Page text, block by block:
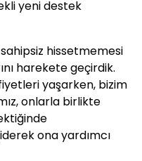
yeni destek
sahipsiz hissetmemesi
harekete geçirdik.
yaşarken, bizim
onlarla birlikte
ona yardımcı